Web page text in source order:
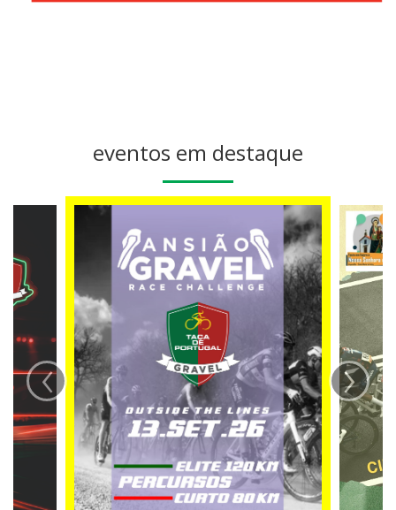
eventos em destaque
‹ ›